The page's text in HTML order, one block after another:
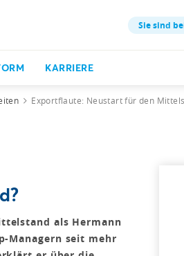
Sie sind
KARRIERE
Exportflaute: Neustart für den
als Hermann
Managern seit mehr